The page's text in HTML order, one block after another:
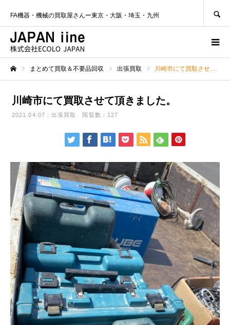
FA機器・機械の買取屋さんー東京・大阪・埼玉・九州
まとめて買取＆不要品回収 出張買取 川崎市にて買取させて頂きました。
川崎市にて買取させて頂きました。
2021.04.07 出張買取 閲覧数：127